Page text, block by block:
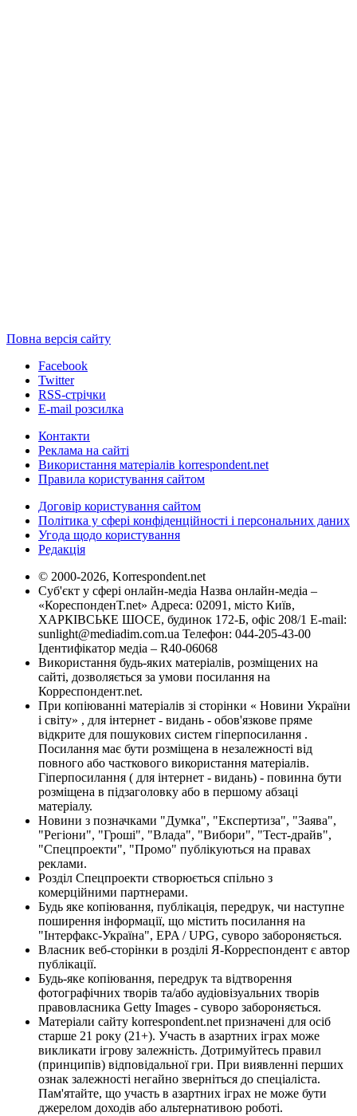
Повна версія сайту
Facebook
Twitter
RSS-стрічки
E-mail розсилка
Контакти
Реклама на сайті
Використання матеріалів korrespondent.net
Правила користування сайтом
Договір користування сайтом
Політика у сфері конфіденційності і персональних даних
Угода щодо користування
Редакція
© 2000-2026, Korrespondent.net
Суб'єкт у сфері онлайн-медіа Назва онлайн-медіа –
«КореспонденТ.net» Адреса: 02091, місто Київ,
ХАРКІВСЬКЕ ШОСЕ, будинок 172-Б, офіс 208/1 E-mail:
sunlight@mediadim.com.ua Телефон: 044-205-43-00
Ідентифікатор медіа – R40-06068
Використання будь-яких матеріалів, розміщених на
сайті, дозволяється за умови посилання на
Корреспондент.net.
При копіюванні матеріалів зі сторінки « Новини України
і світу» , для інтернет - видань - обов'язкове пряме
відкрите для пошукових систем гіперпосилання .
Посилання має бути розміщена в незалежності від
повного або часткового використання матеріалів.
Гіперпосилання ( для інтернет - видань) - повинна бути
розміщена в підзаголовку або в першому абзаці
матеріалу.
Новини з позначками "Думка", "Експертиза", "Заява",
"Регіони", "Гроші", "Влада", "Вибори", "Тест-драйв",
"Спецпроекти", "Промо" публікуються на правах
реклами.
Розділ Спецпроекти створюється спільно з
комерційними партнерами.
Будь яке копіювання, публікація, передрук, чи наступне
поширення інформації, що містить посилання на
"Інтерфакс-Україна", EPA / UPG, суворо забороняється.
Власник веб-сторінки в розділі Я-Корреспондент є автор
публікації.
Будь-яке копіювання, передрук та відтворення
фотографічних творів та/або аудіовізуальних творів
правовласника Getty Images - суворо забороняється.
Матеріали сайту korrespondent.net призначені для осіб
старше 21 року (21+). Участь в азартних іграх може
викликати ігрову залежність. Дотримуйтесь правил
(принципів) відповідальної гри. При виявленні перших
ознак залежності негайно зверніться до спеціаліста.
Пам'ятайте, що участь в азартних іграх не може бути
джерелом доходів або альтернативою роботі.